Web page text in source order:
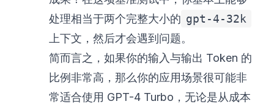
处理相当于两个完整大小的 gpt-4-32k
上下文，然后才会遇到问题。
简而言之，如果你的输入与输出 Token 的
比例非常高，那么你的应用场景很可能非
常适合使用 GPT-4 Turbo，无论是从成本